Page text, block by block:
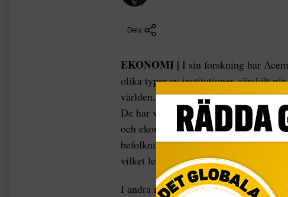
Dela
EKONOMI | I sin forskning har
olika typer av institutioner, särskilt
världen, har påverkat välstånd och
De har visat att kolonialmakter i vissa
och ekonomiska system som
befolkningen tillgång till rättvisa och
vilket ledde till långsiktigt välstånd.
I andra regioner introducerades